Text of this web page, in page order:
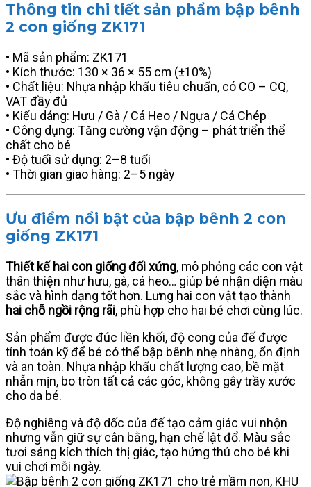
Thông tin chi tiết sản phẩm bập bênh
2 con giống ZK171
• Mã sản phẩm: ZK171
• Kích thước: 130 × 36 × 55 cm (±10%)
• Chất liệu: Nhựa nhập khẩu tiêu chuẩn, có CO – CQ,
VAT đầy đủ
• Kiểu dáng: Hưu / Gà / Cá Heo / Ngựa / Cá Chép
• Công dụng: Tăng cường vận động – phát triển thể
chất cho bé
• Độ tuổi sử dụng: 2–8 tuổi
• Thời gian giao hàng: 2–5 ngày
Ưu điểm nổi bật của bập bênh 2 con
giống ZK171
Thiết kế hai con giống đối xứng, mô phỏng các con vật
thân thiện như hưu, gà, cá heo… giúp bé nhận diện màu
sắc và hình dạng tốt hơn. Lưng hai con vật tạo thành
hai chỗ ngồi rộng rãi, phù hợp cho hai bé chơi cùng lúc.
Sản phẩm được đúc liền khối, độ cong của đế được
tính toán kỹ để bé có thể bập bênh nhẹ nhàng, ổn định
và an toàn. Nhựa nhập khẩu chất lượng cao, bề mặt
nhẵn mịn, bo tròn tất cả các góc, không gây trầy xước
cho da bé.
Độ nghiêng và độ dốc của đế tạo cảm giác vui nhộn
nhưng vẫn giữ sự cân bằng, hạn chế lật đổ. Màu sắc
tươi sáng kích thích thị giác, tạo hứng thú cho bé khi
vui chơi mỗi ngày.